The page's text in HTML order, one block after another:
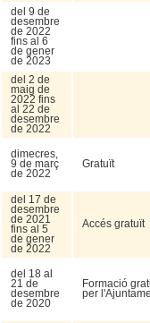
del 9 de
desembre
de 2022
fins al 6
de gener
de 2023
del 2 de
maig de
2022 fins
al 22 de
desembre
de 2022
dimecres,
9 de març
de 2022
Gratuït
del 17 de
desembre
de 2021
fins al 5
de gener
de 2022
Accés gratuït
del 18 al
21 de
desembre
de 2020
Formació
per